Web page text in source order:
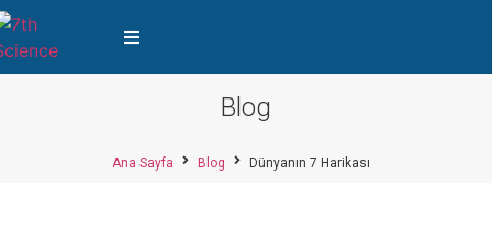
Blog
Ana Sayfa Blog Dünyanın 7 Harikası